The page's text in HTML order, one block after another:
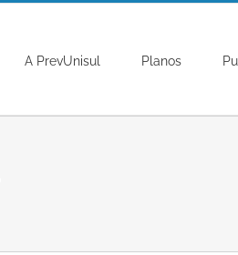
A PrevUnisul Planos